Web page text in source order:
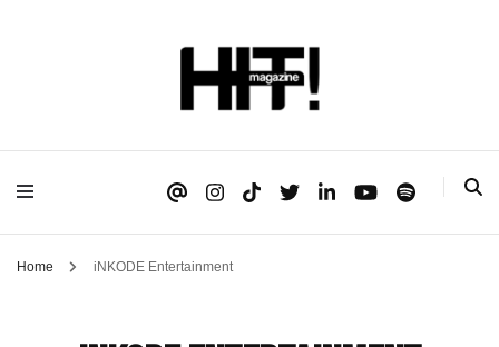
HIT!Magazine
Home iNKODE Entertainment